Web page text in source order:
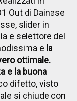
Out di Dainese
slider in
e selettore del
e la
ottimale.
e la buona
difetto, visto
si chiude con